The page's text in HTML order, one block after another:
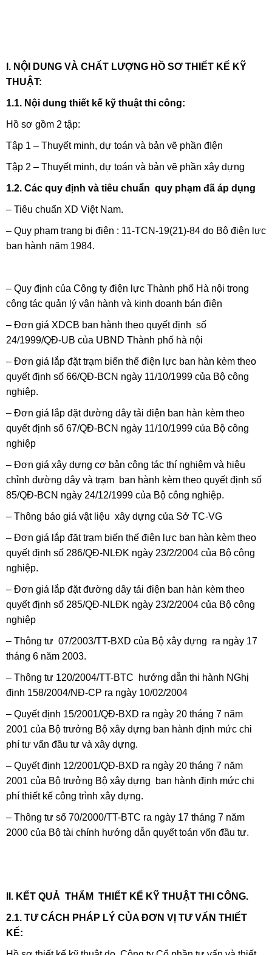
I. NỘI DUNG VÀ CHẤT LƯỢNG HỒ SƠ THIẾT KẾ KỸ
THUẬT:
1.1.Nội dung thiết kế kỹ thuật thi công:
Hồ sơ gồm 2 tập:
Tập 1 – Thuyết minh, dự toán và bản vẽ phần đIện
Tập 2 – Thuyết minh, dự toán và bản vẽ phần xây dựng
1.2. Các quy định và tiêu chuẩn quy phạm đã áp dụng
– Tiêu chuẩn XD Việt Nam.
– Quy phạm trang bị điện : 11-TCN-19(21)-84 do Bộ điện lực
ban hành năm 1984.
– Quy định của Công ty điện lực Thành phố Hà nội trong
công tác quản lý vận hành và kinh doanh bán điện
– Đơn giá XDCB ban hành theo quyết định số
24/1999/QĐ-UB của UBND Thành phố hà nội
– Đơn giá lắp đặt trạm biến thế điện lực ban hàn kèm theo
quyết định số 66/QĐ-BCN ngày 11/10/1999 của Bộ công
nghiệp.
– Đơn giá lắp đặt đường dây tải điện ban hàn kèm theo
quyết định số 67/QĐ-BCN ngày 11/10/1999 của Bộ công
nghiệp
– Đơn giá xây dựng cơ bản công tác thí nghiệm và hiệu
chỉnh đường dây và trạm ban hành kèm theo quyết định số
85/QĐ-BCN ngày 24/12/1999 của Bộ công nghiệp.
– Thông báo giá vật liệu xây dựng của Sở TC-VG
– Đơn giá lắp đặt trạm biến thế điện lực ban hàn kèm theo
quyết định số 286/QĐ-NLĐK ngày 23/2/2004 của Bộ công
nghiệp.
– Đơn giá lắp đặt đường dây tải điện ban hàn kèm theo
quyết định số 285/QĐ-NLĐK ngày 23/2/2004 của Bộ công
nghiệp
– Thông tư 07/2003/TT-BXD của Bộ xây dựng ra ngày 17
tháng 6 năm 2003.
– Thông tư 120/2004/TT-BTC hướng dẫn thi hành NGhị
định 158/2004/NĐ-CP ra ngày 10/02/2004
– Quyết định 15/2001/QĐ-BXD ra ngày 20 tháng 7 năm
2001 của Bộ trưởng Bộ xây dựng ban hành định mức chi
phí tư vấn đầu tư và xây dựng.
– Quyết định 12/2001/QĐ-BXD ra ngày 20 tháng 7 năm
2001 của Bộ trưởng Bộ xây dựng ban hành định mức chi
phí thiết kế công trình xây dựng.
– Thông tư số 70/2000/TT-BTC ra ngày 17 tháng 7 năm
2000 của Bộ tài chính hướng dẫn quyết toán vốn đầu tư.
II. KẾT QUẢ THẨM THIẾT KẾ KỸ THUẬT THI CÔNG.
2.1. TƯ CÁCH PHÁP LÝ CỦA ĐƠN VỊ TƯ VẤN THIẾT
KẾ: